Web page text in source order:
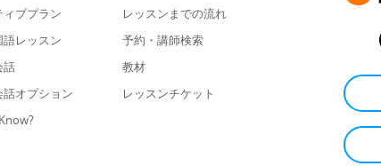
ブプラン
レッスン
話
オプション
レッスンまでの流れ
予約・講師検索
教材
レッスンチケット